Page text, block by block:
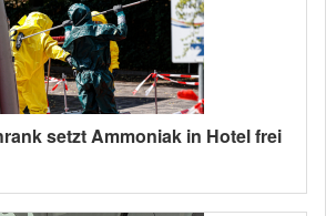
setzt Ammoniak in Hotel frei